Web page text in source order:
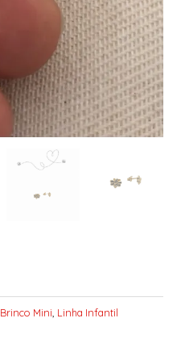
Brinco Mini Linha Infantil